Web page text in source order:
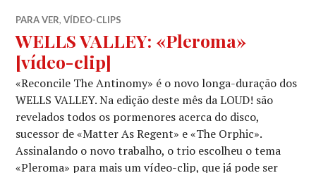
PARA VER,VÍDEO-CLIPS
WELLS VALLEY: «Pleroma»
[vídeo-clip]
«Reconcile The Antinomy» é o novo longa-duração dos
WELLS VALLEY. Na edição deste mês da LOUD! são
revelados todos os pormenores acerca do disco,
sucessor de «Matter As Regent» e «The Orphic».
Assinalando o novo trabalho, o trio escolheu o tema
«Pleroma» para mais um vídeo-clip, que já pode ser